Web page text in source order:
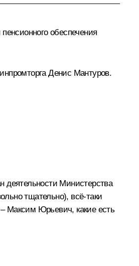
обеспечения
Денис Мантуров.
деятельности Министерства
тщательно), всё‑таки
Максим Юрьевич, какие есть